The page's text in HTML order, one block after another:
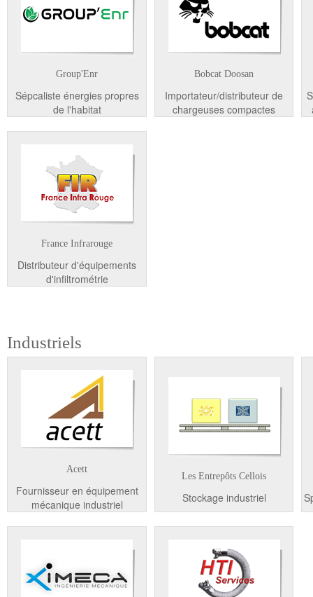
Group'Enr
Sépcaliste énergies propres
de l'habitat
Bobcat Doosan
Importateur/distributeur de
chargeuses compactes
France Infrarouge
Distributeur d'équipements
d'infiltrométrie
Industriels
Acett
Fournisseur en équipement
mécanique industriel
Les Entrepôts Cellois
Stockage industriel